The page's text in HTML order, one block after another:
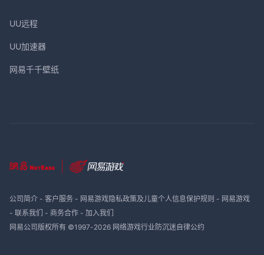
UU远程
UU加速器
网易千千壁纸
公司简介- 客户服务- 网易游戏隐私政策及儿童个人信息保护规则 - 网易游戏
- 联系我们 - 商务合作- 加入我们
网易公司版权所有 ©1997-2026 网络游戏行业防沉迷自律公约